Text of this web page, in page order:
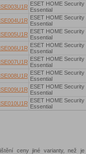
ESET HOME Security
Essential
ESET HOME Security
Essential
ESET HOME Security
Essential
ESET HOME Security
Essential
ESET HOME Security
Essential
ESET HOME Security
Essential
ESET HOME Security
Essential
ESET HOME Security
Essential
ceny jiné varianty, než